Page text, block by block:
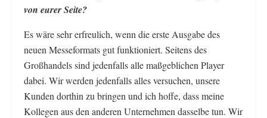
von eurer Seite?
Es wäre sehr erfreulich, wenn die erste Ausgabe des
neuen Messeformats gut funktioniert. Seitens des
Großhandels sind jedenfalls alle maßgeblichen Player
dabei. Wir werden jedenfalls alles versuchen, unsere
Kunden dorthin zu bringen und ich hoffe, dass meine
Kollegen aus den anderen Unternehmen dasselbe tun. Wir